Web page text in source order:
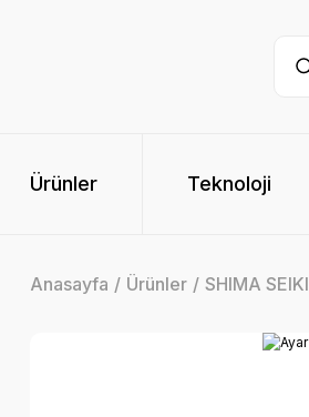
Ürünler Teknoloji
Anasayfa Ürünler SHIMA SEIKI